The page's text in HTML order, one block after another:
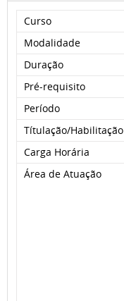
Curso
Modalidade
Duração
Pré-requisito
Período
Títulação/Habilitação
Carga Horária
Área de Atuação